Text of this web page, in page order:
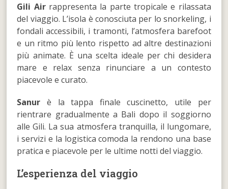
Gili Airrappresenta la parte tropicale e rilassata
del viaggio. L’isola è conosciuta per lo snorkeling, i
fondali accessibili, i tramonti, l’atmosfera barefoot
e un ritmo più lento rispetto ad altre destinazioni
più animate. È una scelta ideale per chi desidera
mare e relax senza rinunciare a un contesto
piacevole e curato.
Sanur è la tappa finale cuscinetto, utile per
rientrare gradualmente a Bali dopo il soggiorno
alle Gili. La sua atmosfera tranquilla, il lungomare,
i servizi e la logistica comoda la rendono una base
pratica e piacevole per le ultime notti del viaggio.
L’esperienza del viaggio